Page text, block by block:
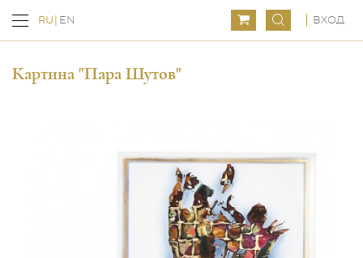
RU EN ВХОД
Картина "Пара Шутов"